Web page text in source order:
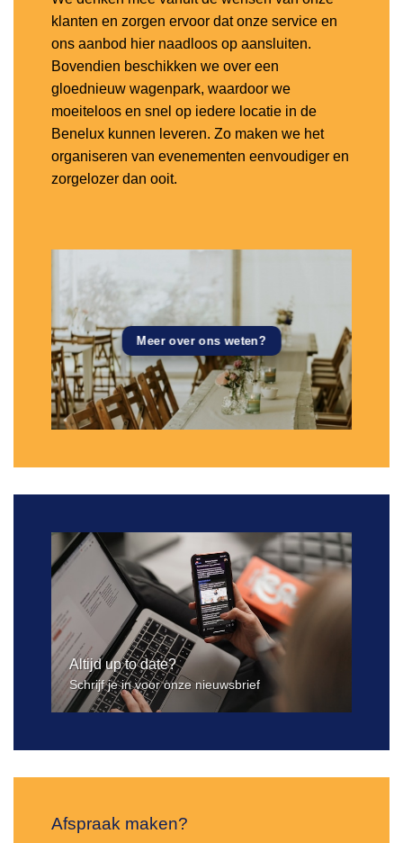
klanten en zorgen ervoor dat onze service en
ons aanbod hier naadloos op aansluiten.
Bovendien beschikken we over een
gloednieuw wagenpark, waardoor we
moeiteloos en snel op iedere locatie in de
Benelux kunnen leveren. Zo maken we het
organiseren van evenementen eenvoudiger en
zorgelozer dan ooit.
Meer over ons weten?
Altijd up to date?
Schrijf je in voor onze nieuwsbrief
Afspraak maken?